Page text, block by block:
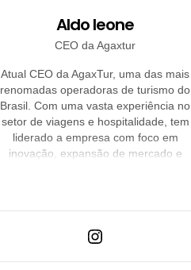
Aldo leone
CEO da Agaxtur
Atual CEO da AgaxTur, uma das mais
renomadas operadoras de turismo do
Brasil. Com uma vasta experiência no
setor de viagens e hospitalidade, tem
liderado a empresa com foco em
inovação, expansão de mercado e